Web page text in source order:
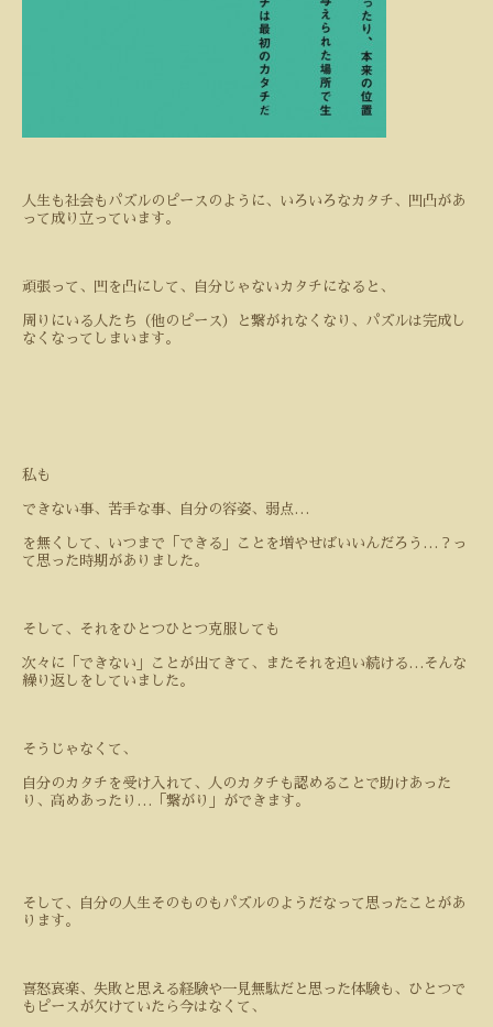
人生も社会もパズルのピースのように、いろいろなカタチ、凹凸があ
って成り立っています。
頑張って、凹を凸にして、自分じゃないカタチになると、
周りにいる人たち（他のピース）と繋がれなくなり、パズルは完成し
なくなってしまいます。
私も
できない事、苦手な事、自分の容姿、弱点 …
を無くして、いつまで「できる」ことを増やせばいいんだろう … ？っ
て思った時期がありました。
そして、それをひとつひとつ克服しても
次々に「できない」ことが出てきて、またそれを追い続ける … そんな
繰り返しをしていました。
そうじゃなくて、
自分のカタチを受け入れて、人のカタチも認めることで助けあった
り、高めあったり … 「繋がり」ができます。
そして、自分の人生そのものもパズルのようだなって思ったことがあ
ります。
喜怒哀楽、失敗と思える経験や一見無駄だと思った体験も、ひとつで
もピースが欠けていたら今はなくて、